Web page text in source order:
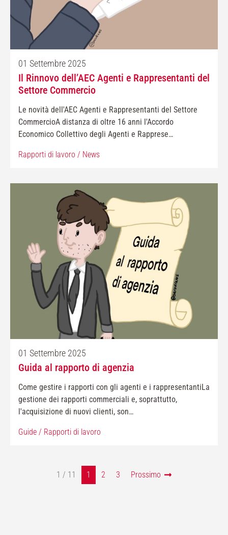
01 Settembre 2025
Il Rinnovo dell’AEC Agenti e Rappresentanti del
Settore Commercio
Le novità dell'AEC Agenti e Rappresentanti del Settore
CommercioA distanza di oltre 16 anni l'Accordo
Economico Collettivo degli Agenti e Rapprese…
Rapporti di lavoro / News
01 Settembre 2025
Guida al rapporto di agenzia
Come gestire i rapporti con gli agenti e i rappresentantiLa
gestione dei rapporti commerciali e, soprattutto,
l'acquisizione di nuovi clienti, son…
Guide / Rapporti di lavoro
1 / 11 1 2 3 Prossimo